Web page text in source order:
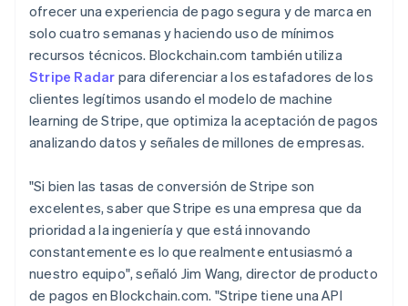
ofrecer una experiencia de pago segura y de marca en
solo cuatro semanas y haciendo uso de mínimos
recursos técnicos. Blockchain.com también utiliza
Stripe Radar para diferenciar a los estafadores de los
clientes legítimos usando el modelo de machine
learning de Stripe, que optimiza la aceptación de pagos
analizando datos y señales de millones de empresas.
"Si bien las tasas de conversión de Stripe son
excelentes, saber que Stripe es una empresa que da
prioridad a la ingeniería y que está innovando
constantemente es lo que realmente entusiasmó a
nuestro equipo", señaló Jim Wang, director de producto
de pagos en Blockchain.com. "Stripe tiene una API